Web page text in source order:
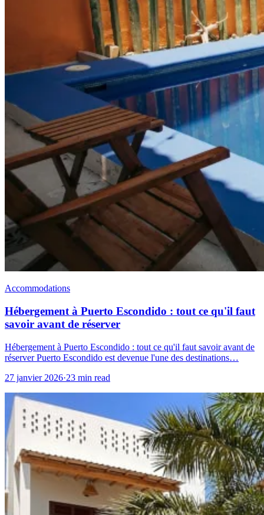
Accommodations
Hébergement à Puerto Escondido : tout ce qu'il faut
savoir avant de réserver
Hébergement à Puerto Escondido : tout ce qu'il faut savoir avant de
réserver Puerto Escondido est devenue l'une des destinations…
27 janvier 2026·23 min read